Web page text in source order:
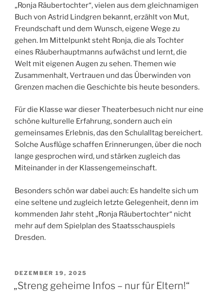
„Ronja Räubertochter“, vielen aus dem gleichnamigen
Buch von Astrid Lindgren bekannt, erzählt von Mut,
Freundschaft und dem Wunsch, eigene Wege zu
gehen. Im Mittelpunkt steht Ronja, die als Tochter
eines Räuberhauptmanns aufwächst und lernt, die
Welt mit eigenen Augen zu sehen. Themen wie
Zusammenhalt, Vertrauen und das Überwinden von
Grenzen machen die Geschichte bis heute besonders.
Für die Klasse war dieser Theaterbesuch nicht nur eine
schöne kulturelle Erfahrung, sondern auch ein
gemeinsames Erlebnis, das den Schulalltag bereichert.
Solche Ausflüge schaffen Erinnerungen, über die noch
lange gesprochen wird, und stärken zugleich das
Miteinander in der Klassengemeinschaft.
Besonders schön war dabei auch: Es handelte sich um
eine seltene und zugleich letzte Gelegenheit, denn im
kommenden Jahr steht „Ronja Räubertochter“ nicht
mehr auf dem Spielplan des Staatsschauspiels
Dresden.
VERÖFFENTLICHT
AM
DEZEMBER 19, 2025
„Streng geheime Infos – nur für Eltern!“